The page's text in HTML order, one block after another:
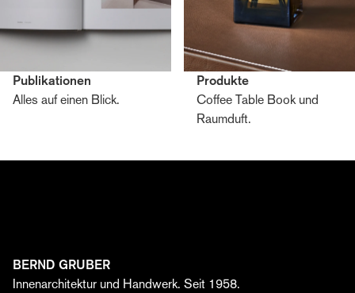
Publikationen
Alles auf einen Blick.
Produkte
Coffee Table Book und
Raumduft.
Erhalten Sie Einblicke in die Welt von Bernd Gruber –
einzigartige Räume entstehen.
Vorname*
BERND GRUBER
Innenarchitektur und Handwerk. Seit 1958.